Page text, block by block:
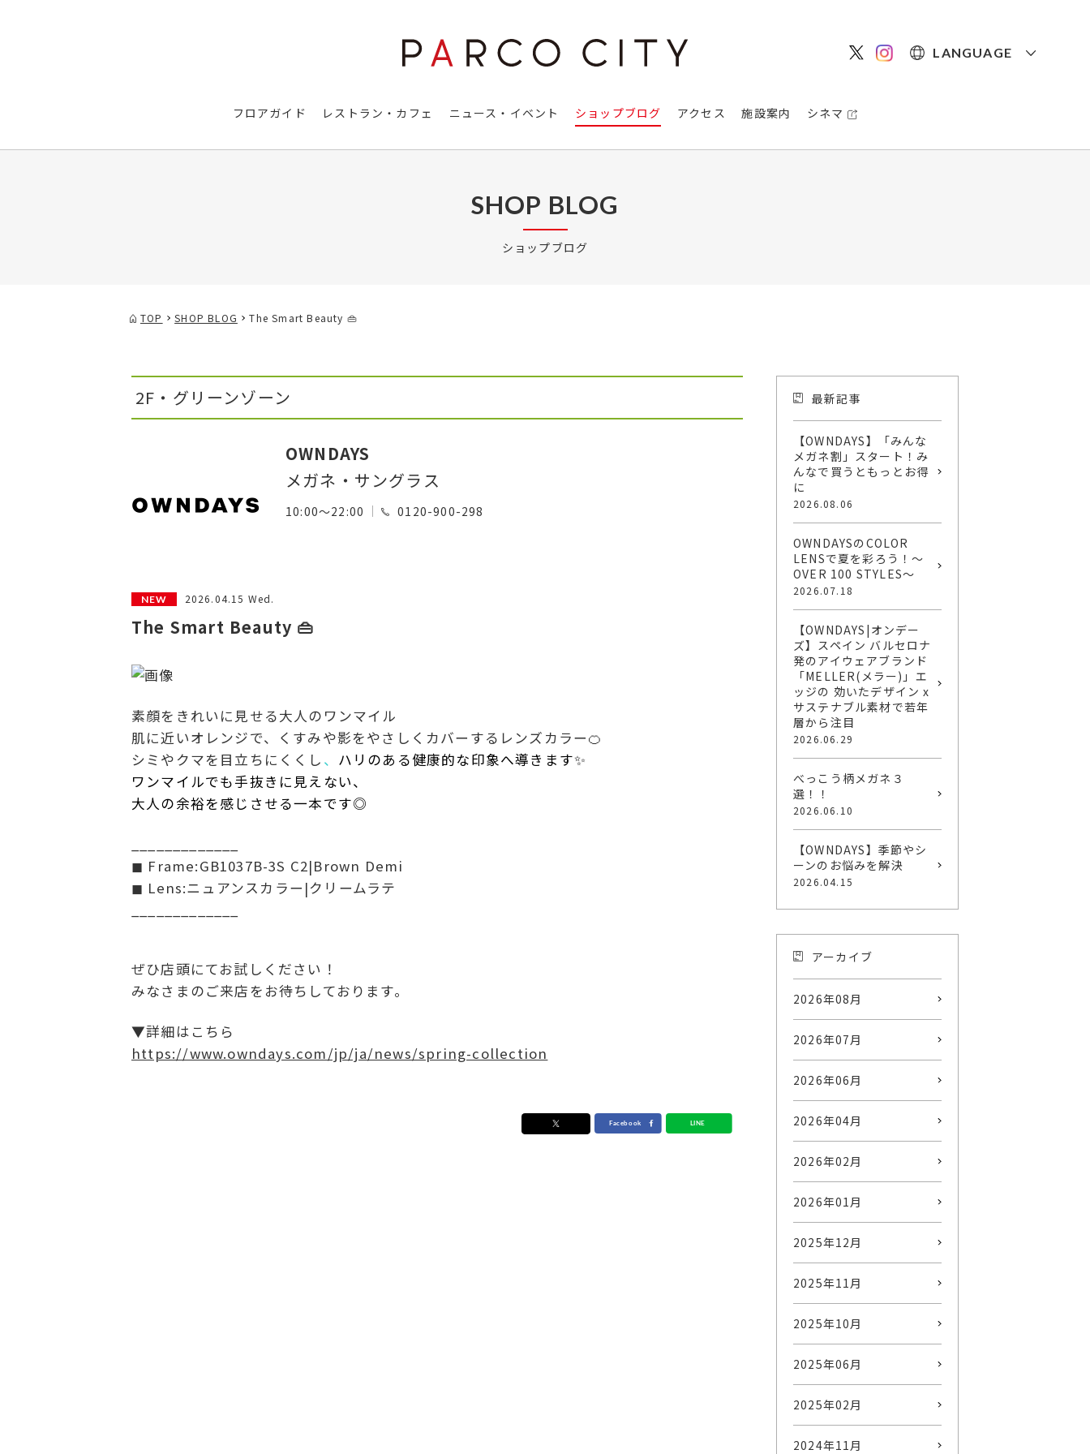
LANGUAGE
フロアガイド レストラン・カフェ ニュース・イベント ショップブログ アクセス 施設案内 シネマ
SHOP BLOG
ショップブログ
TOP SHOP BLOG The Smart Beauty 👜
2F・グリーンゾーン
OWNDAYS
メガネ・サングラス
10:00～22:00 0120-900-298
2026.04.15 Wed.
The Smart Beauty 👜
素顔をきれいに見せる大人のワンマイル
肌に近いオレンジで、くすみや影をやさしくカバーするレンズカラー🍊
シミやクマを目立ちにくくし 、 ハリのある健康的な印象へ導きます✨
ワンマイルでも手抜きに見えない、
大人の余裕を感じさせる一本です◎
◼︎ Frame:GB1037B-3S C2|Brown Demi
◼︎ Lens:ニュアンスカラー|クリームラテ
ぜひ店頭にてお試しください！
みなさまのご来店をお待ちしております。
▼詳細はこちら
https://www.owndays.com/jp/ja/news/spring-collection
最新記事
【OWNDAYS】「みんな
メガネ割」スタート！み
んなで買うともっとお得
に
2026.08.06
OWNDAYSのCOLOR
LENSで夏を彩ろう！～
OVER 100 STYLES～
2026.07.18
【OWNDAYS|オンデー
ズ】スペイン バルセロナ
発のアイウェアブランド
「MELLER(メラー)」エ
ッジの 効いたデザイン x
サステナブル素材で若年
層から注目
2026.06.29
べっこう柄メガネ３
選！！
2026.06.10
【OWNDAYS】季節やシ
ーンのお悩みを解決
2026.04.15
アーカイブ
2026年08月
2026年07月
2026年06月
2026年04月
2026年02月
2026年01月
2025年12月
2025年11月
2025年10月
2025年06月
2025年02月
2024年11月